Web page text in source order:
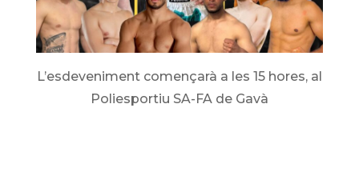
L’esdeveniment començarà a les 15 hores, al
Poliesportiu SA-FA de Gavà